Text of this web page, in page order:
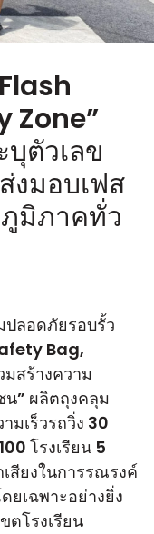
Zone”
บุตัวเลข
งมอบเฟส
ภูมิภาคทั่ว
ปลอดภัยรอบรั้ว
Bag,
สร้างความ
น” ผลิตถุงคลุม
มเร็วรถวิ่ง 30
โรงเรียน 5
สียงในการรณรงค์
ยเฉพาะอย่างยิ่ง
ขตโรงเรียน